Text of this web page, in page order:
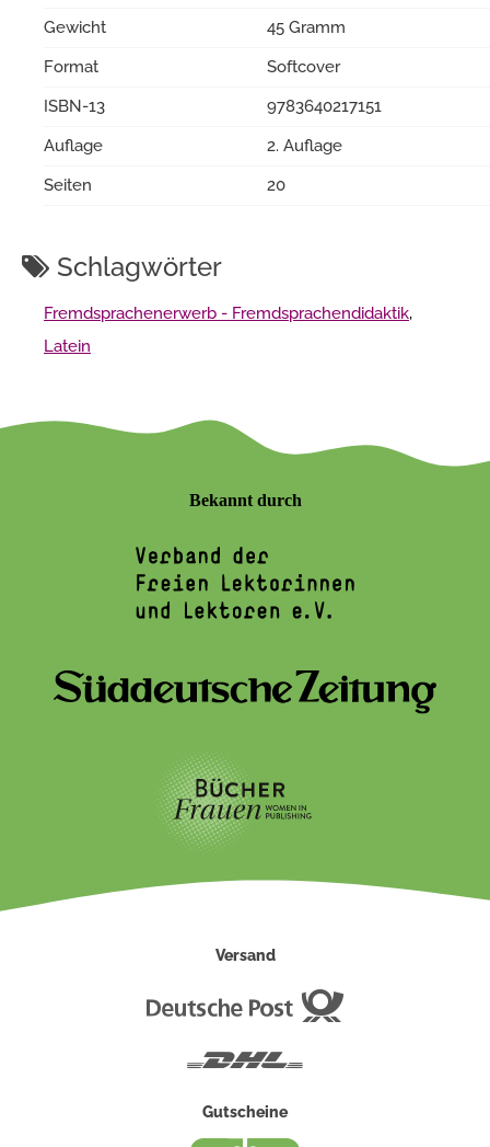
Gewicht
45 Gramm
Format
Softcover
ISBN-13
9783640217151
Auflage
2. Auflage
Seiten
20
Schlagwörter
Fremdsprachenerwerb - Fremdsprachendidaktik,
Latein
Bekannt durch
Versand
Gutscheine